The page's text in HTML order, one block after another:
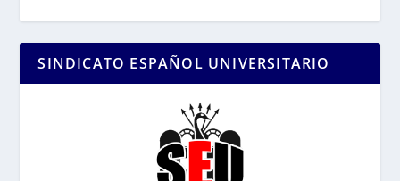
SINDICATO ESPAÑOL UNIVERSITARIO